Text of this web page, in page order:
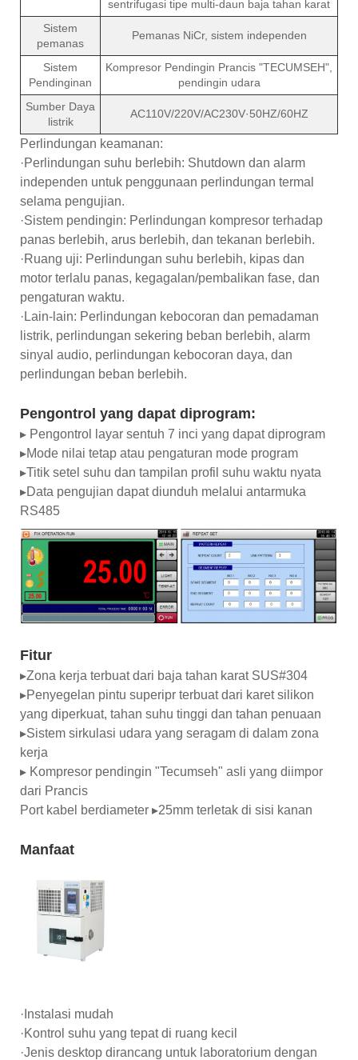
sentrifugasi tipe multi-daun baja tahan karat
Sistem
pemanas
Pemanas NiCr, sistem independen
Sistem
Pendinginan
Kompresor Pendingin Prancis "TECUMSEH",
pendingin udara
Sumber Daya
listrik
AC110V/220V/AC230V·50HZ/60HZ
Perlindungan keamanan:
·Perlindungan suhu berlebih: Shutdown dan alarm
independen untuk penggunaan perlindungan termal
selama pengujian.
·Sistem pendingin: Perlindungan kompresor terhadap
panas berlebih, arus berlebih, dan tekanan berlebih.
·Ruang uji: Perlindungan suhu berlebih, kipas dan
motor terlalu panas, kegagalan/pembalikan fase, dan
pengaturan waktu.
·Lain-lain: Perlindungan kebocoran dan pemadaman
listrik, perlindungan sekering beban berlebih, alarm
sinyal audio, perlindungan kebocoran daya, dan
perlindungan beban berlebih.
Pengontrol yang dapat diprogram:
▸ Pengontrol layar sentuh 7 inci yang dapat diprogram
▸Mode nilai tetap atau pengaturan mode program
▸Titik setel suhu dan tampilan profil suhu waktu nyata
▸Data pengujian dapat diunduh melalui antarmuka
RS485
Fitur
▸Zona kerja terbuat dari baja tahan karat SUS#304
▸Penyegelan pintu superipr terbuat dari karet silikon
yang diperkuat, tahan suhu tinggi dan tahan penuaan
▸Sistem sirkulasi udara yang seragam di dalam zona
kerja
▸ Kompresor pendingin "Tecumseh" asli yang diimpor
dari Prancis
Port kabel berdiameter ▸25mm terletak di sisi kanan
Manfaat
·Instalasi mudah
·Kontrol suhu yang tepat di ruang kecil
·Jenis desktop dirancang untuk laboratorium dengan